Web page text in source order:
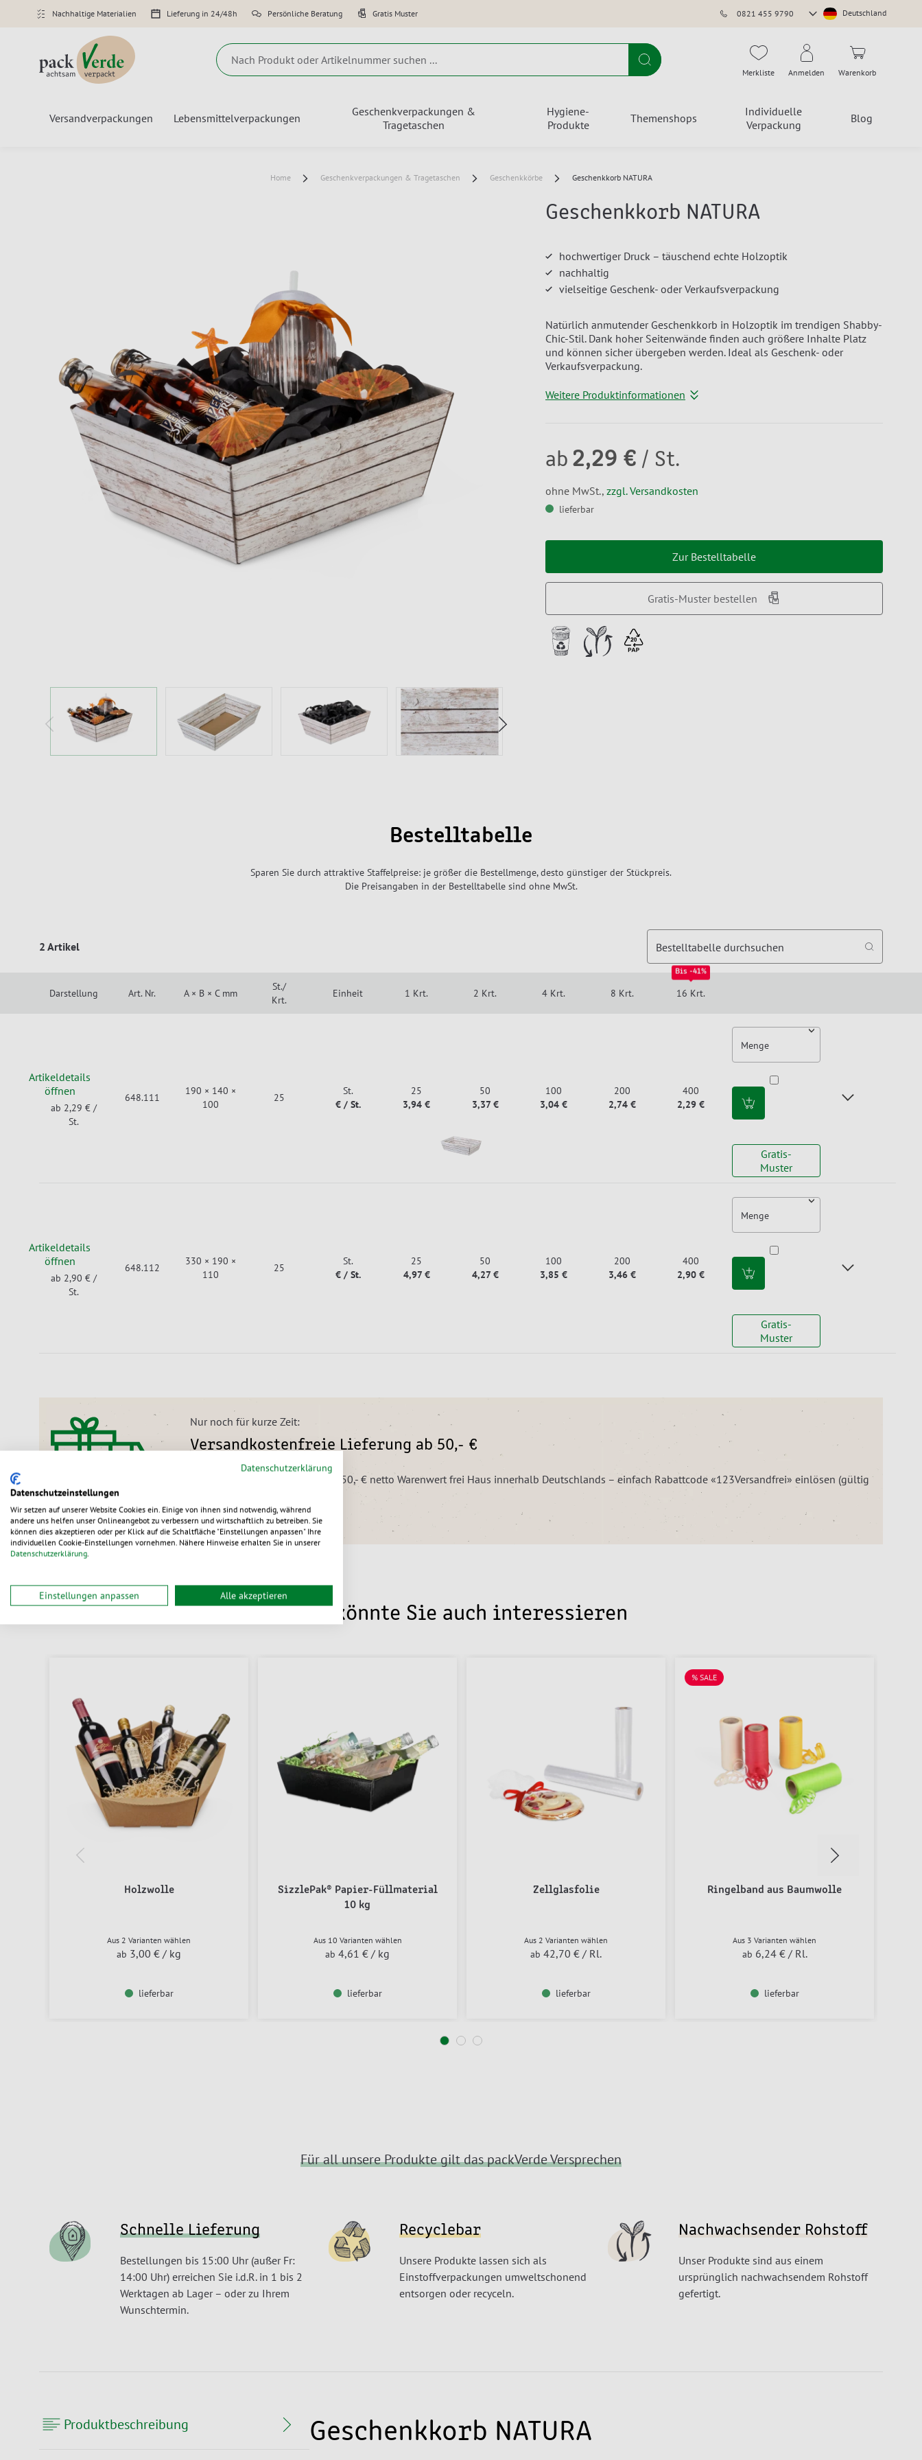
Nachhaltige Materialien Lieferung in 24/48h Persönliche Beratung Gratis Muster 0821 455 9790
Store
Deutschland
Suche Merkliste Anmelden Warenkorb
Versandverpackungen Lebensmittelverpackungen
Geschenkverpackungen &
Tragetaschen
Hygiene-
Produkte
Themenshops
Individuelle
Verpackung
Blog
Home Geschenkverpackungen & Tragetaschen Geschenkkörbe Geschenkkorb NATURA
Geschenkkorb NATURA
hochwertiger Druck – täuschend echte Holzoptik
nachhaltig
vielseitige Geschenk- oder Verkaufsverpackung
Natürlich anmutender Geschenkkorb in Holzoptik im trendigen Shabby-
Chic-Stil. Dank hoher Seitenwände finden auch größere Inhalte Platz
und können sicher übergeben werden. Ideal als Geschenk- oder
Verkaufsverpackung.
Weitere Produktinformationen
ab 2,29 € / St.
ohne MwSt., zzgl. Versandkosten
lieferbar
Zur Bestelltabelle
Gratis-Muster bestellen
Bestelltabelle
Sparen Sie durch attraktive Staffelpreise: je größer die Bestellmenge, desto günstiger der Stückpreis.
Die Preisangaben in der Bestelltabelle sind ohne MwSt.
2 Artikel Bestelltabelle durchsuchen
Darstellung Art. Nr. A × B × C mm
St./
Krt.
Einheit 1 Krt. 2 Krt. 4 Krt. 8 Krt.
Bis -41%
16 Krt.
Artikeldetails
öffnen
ab 2,29 € /
St.
648.111
190 × 140 ×
100
25
St.
€ / St.
25
3,94 €
50
3,37 €
100
3,04 €
200
2,74 €
400
2,29 €
Menge
Gratis-
Muster
Artikeldetails
öffnen
ab 2,90 € /
St.
648.112
330 × 190 ×
110
25
St.
€ / St.
25
4,97 €
50
4,27 €
100
3,85 €
200
3,46 €
400
2,90 €
Menge
Gratis-
Muster
Nur noch für kurze Zeit:
Versandkostenfreie Lieferung ab 50,- €
Wir liefern alle Bestellungen ab 50,- € netto Warenwert frei Haus innerhalb Deutschlands – einfach Rabattcode «123Versandfrei» einlösen (gültig
Das könnte Sie auch interessieren
Holzwolle
Aus 2 Varianten wählen
ab 3,00 € / kg
lieferbar
SizzlePak® Papier-Füllmaterial
10 kg
Aus 10 Varianten wählen
ab 4,61 € / kg
lieferbar
Zellglasfolie
Aus 2 Varianten wählen
ab 42,70 € / Rl.
lieferbar
% SALE
Ringelband aus Baumwolle
Aus 3 Varianten wählen
ab 6,24 € / Rl.
lieferbar
Für all unsere Produkte gilt das packVerde Versprechen
Schnelle Lieferung
Bestellungen bis 15:00 Uhr (außer Fr:
14:00 Uhr) erreichen Sie i.d.R. in 1 bis 2
Werktagen ab Lager – oder zu Ihrem
Wunschtermin.
Recyclebar
Unsere Produkte lassen sich als
Einstoffverpackungen umweltschonend
entsorgen oder recyceln.
Nachwachsender Rohstoff
Unser Produkte sind aus einem
ursprünglich nachwachsendem Rohstoff
gefertigt.
Produktbeschreibung Geschenkkorb NATURA
Datenschutzerklärung
Datenschutzeinstellungen
Wir setzen auf unserer Website Cookies ein. Einige von ihnen sind notwendig, während
andere uns helfen unser Onlineangebot zu verbessern und wirtschaftlich zu betreiben. Sie
können dies akzeptieren oder per Klick auf die Schaltfläche "Einstellungen anpassen" Ihre
individuellen Cookie-Einstellungen vornehmen. Nähere Hinweise erhalten Sie in unserer
Datenschutzerklärung.
Einstellungen anpassen Alle akzeptieren